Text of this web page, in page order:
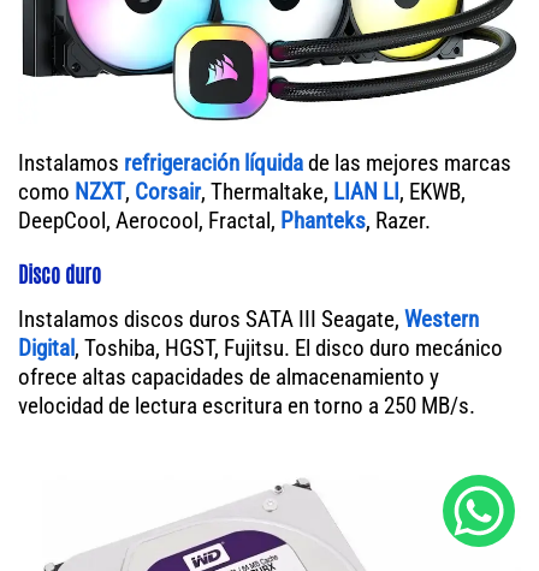
Instalamos refrigeración líquidade las mejores marcas
como NZXT, Corsair, Thermaltake, LIAN LI, EKWB,
DeepCool, Aerocool, Fractal, Phanteks, Razer.
Disco duro
Instalamos discos duros SATA III Seagate, Western
Digital, Toshiba, HGST, Fujitsu. El disco duro mecánico
ofrece altas capacidades de almacenamiento y
velocidad de lectura escritura en torno a 250 MB/s.